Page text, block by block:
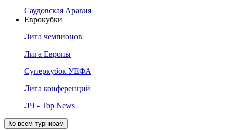
Саудовская Аравия
Еврокубки
Лига чемпионов
Лига Европы
Суперкубок УЕФА
Лига конференций
ЛЧ - Top News
Ко всем турнирам